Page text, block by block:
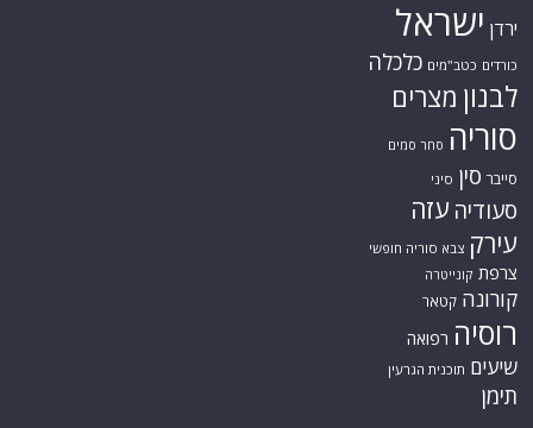
ירדן ישראל
כורדים כטב"מים כלכלה
לבנון מצרים
סוריה סחר סמים
סייבר סין סיני
סעודיה עזה
עירק צבא סוריה חופשי
צרפת קונייטרה
קורונה קטאר
רוסיה רפואה
שיעים תוכנית הגרעין
תימן